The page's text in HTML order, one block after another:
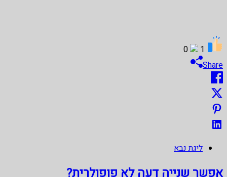
1
0
Share
ליגת נבא
אפשר שנייה דעה לא פופולרית?